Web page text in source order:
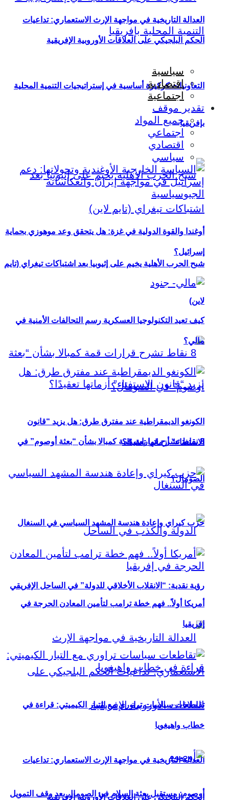
التعاونيات كركيزة أساسية في إستراتيجيات التنمية المحلية
بإفريقيا
شبح الحرب الأهلية يخيم على إثيوبيا بعد اشتباكات تيغراي (تايم
لاين)
8 نقاط تشرح قرارات قمة كمبالا بشأن “بعثة أوصوم” في
الصومال؟
رؤية نقدية: “الانقلاب الأخلاقي للدولة” في الساحل الإفريقي
العدالة التاريخية في مواجهة الإرث الاستعماري: تداعيات
الحكم البلجيكي على العلاقات الأوروبية الإفريقية
العدالة التاريخية في مواجهة الإرث الاستعماري: تداعيات
الحكم البلجيكي على العلاقات الأوروبية الإفريقية
سياسية
اقتصادية
اجتماعية
تقدير موقف
جميع المواد
اجتماعي
اقتصادي
سياسي
أوغندا والقوة الدولية في غزة: هل يتحقق وعد موهوزي بحماية
إسرائيل؟
كيف تعيد التكنولوجيا العسكرية رسم التحالفات الأمنية في
مالي؟
الكونغو الديمقراطية عند مفترق طرق: هل يزيد “قانون
الاستفتاء” أزماتها تعقيدًا؟
حزب كيراي وإعادة هندسة المشهد السياسي في السنغال
أمريكا أولاً.. فهم خطة ترامب لتأمين المعادن الحرجة في
إفريقيا
تقاطعات سياسات تراوري مع التيار الكيميتي: قراءة في
خطاب واهيغويا
أوصوم: مستقبل بعثة السلام في الصومال بعد وقف التمويل